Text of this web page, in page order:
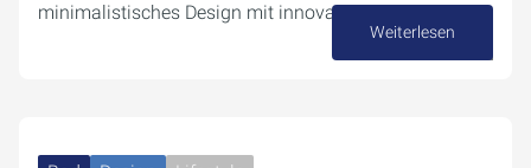
minimalistisches Design mit innovativen Features.
Weiterlesen